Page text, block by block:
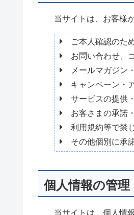
当サイトは、お客様
ご本人確認のた
お問い合わせ、
メールマガジン
キャンペーン・
サービスの提供
お客さまの承諾
利用規約等で禁
その他個別に承
個人情報の管理
当サイトは、個人情